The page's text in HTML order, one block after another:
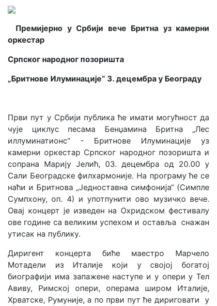
Премијерно у Србији вече Бритна уз камерни
оркестар
Српског народног позоришта
„Бритнове Илуминације“ 3. децембра у Београду
Први пут у Србији публика ће имати могућност да
чује циклус песама Бенџамина Бритна „Лес
иллуминатионс“ - Бритнове Илуминације уз
камерни оркестар Српског народног позоришта и
сопрана Марију Јелић, 03. децембра од 20.00 у
Сали Београдске филхармоније. На програму ће се
наћи и Бритнова „Једноставна симфонија“ (Симпле
Сyмпхонy, оп. 4) и употпунити ово музичко вече.
Овај концерт је изведен на Охридском фестивалу
ове године са великим успехом и оставља снажан
утисак на публику.
Диригент концерта биће маестро Марчело
Мотадели из Италије који у својој богатој
биографији има запажене наступе и у опери у Тел
Авиву, Римској опери, операма широм Италије,
Хрватске, Румуније, а по први пут ће дириговати у